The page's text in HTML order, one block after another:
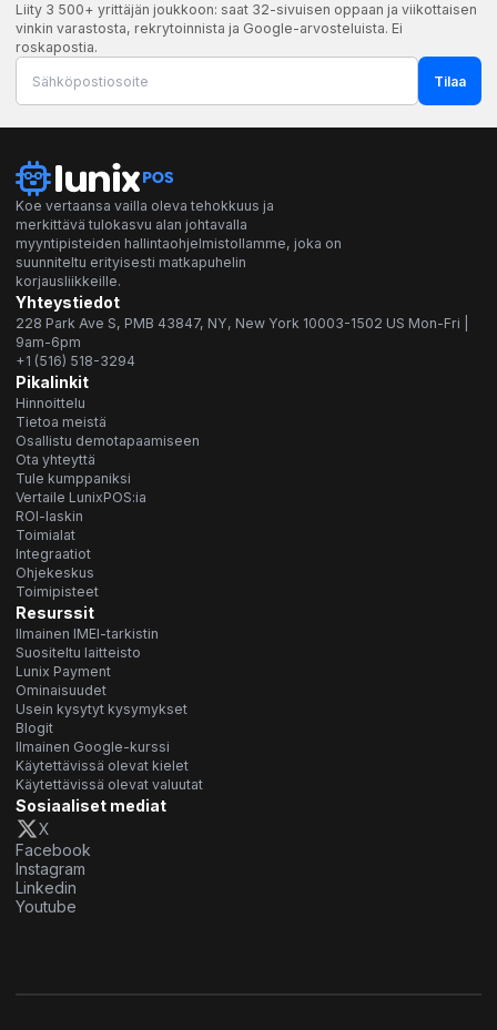
Liity 3 500+ yrittäjän joukkoon: saat 32-sivuisen oppaan ja viikottaisen
vinkin varastosta, rekrytoinnista ja Google-arvosteluista. Ei
roskapostia.
Tilaa
Koe vertaansa vailla oleva tehokkuus ja
merkittävä tulokasvu alan johtavalla
myyntipisteiden hallintaohjelmistollamme, joka on
suunniteltu erityisesti matkapuhelin
korjausliikkeille.
Yhteystiedot
228 Park Ave S, PMB 43847, NY, New York 10003-1502 US Mon-Fri |
9am-6pm
+1 (516) 518-3294
Pikalinkit
Hinnoittelu
Tietoa meistä
Osallistu demotapaamiseen
Ota yhteyttä
Tule kumppaniksi
Vertaile LunixPOS:ia
ROI-laskin
Toimialat
Integraatiot
Ohjekeskus
Toimipisteet
Resurssit
Ilmainen IMEI-tarkistin
Suositeltu laitteisto
Lunix Payment
Ominaisuudet
Usein kysytyt kysymykset
Blogit
Ilmainen Google-kurssi
Käytettävissä olevat kielet
Käytettävissä olevat valuutat
Sosiaaliset mediat
X
Facebook
Instagram
Linkedin
Youtube